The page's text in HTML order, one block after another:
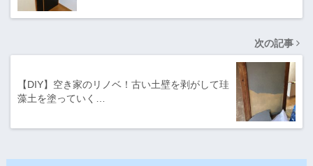
次の記事
【DIY】空き家のリノベ！古い土壁を剥がして珪
藻土を塗っていく…